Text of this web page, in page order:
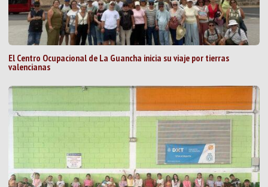
El Centro Ocupacional de La Guancha inicia su viaje por tierras
valencianas